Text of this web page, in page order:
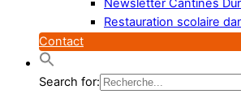
Restauration scolaire
Contact
Search for: